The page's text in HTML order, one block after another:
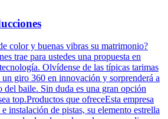
color y buenas vibras su matrimonio?
trae para ustedes una propuesta en
Olvídense de las típicas tarimas
un giro 360 en innovación y sorprenderá a
del baile. Sin duda es una gran opción
top.Productos que ofreceEsta empresa
instalación de pistas, su elemento estrella